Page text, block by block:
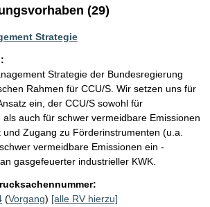
(29)
Strategie
Strategie der Bundesregierung
Rahmen für CCU/S. Wir setzen uns für
ein, der CCU/S sowohl für
auch für schwer vermeidbare Emissionen
Zugang zu Förderinstrumenten (u.a.
vermeidbare Emissionen ein -
gasgefeuerter industrieller KWK.
(Vorgang) [alle RV hierzu]